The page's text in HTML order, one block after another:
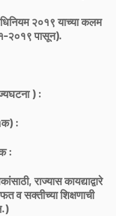
२०१९ याच्या कलम
१-२०१९ पासून).
) :
:
:
राज्यास कायद्याद्वारे
व सक्तीच्या शिक्षणाची